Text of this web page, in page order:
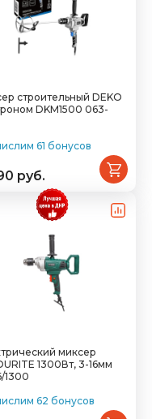
строительный DEKO
DKM1500 063-
61 бонусов
руб.
миксер
1300Вт, 3-16мм
1300
62 бонусов